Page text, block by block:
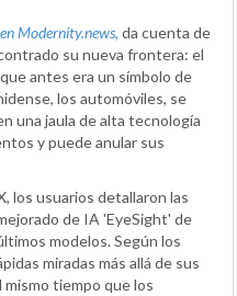
Modernity.news, da cuenta de
su nueva frontera: el
antes era un símbolo de
los automóviles, se
una jaula de alta tecnología
y puede anular sus
los usuarios detallaron las
de IA 'EyeSight' de
modelos. Según los
miradas más allá de sus
tiempo que los